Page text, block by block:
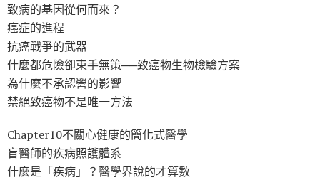
致病的基因從何而來？
癌症的進程
抗癌戰爭的武器
什麼都危險卻束手無策──致癌物生物檢驗方案
為什麼不承認營的影響
禁絕致癌物不是唯一方法
Chapter10不關心健康的簡化式醫學
盲醫師的疾病照護體系
什麼是「疾病」？醫學界說的才算數